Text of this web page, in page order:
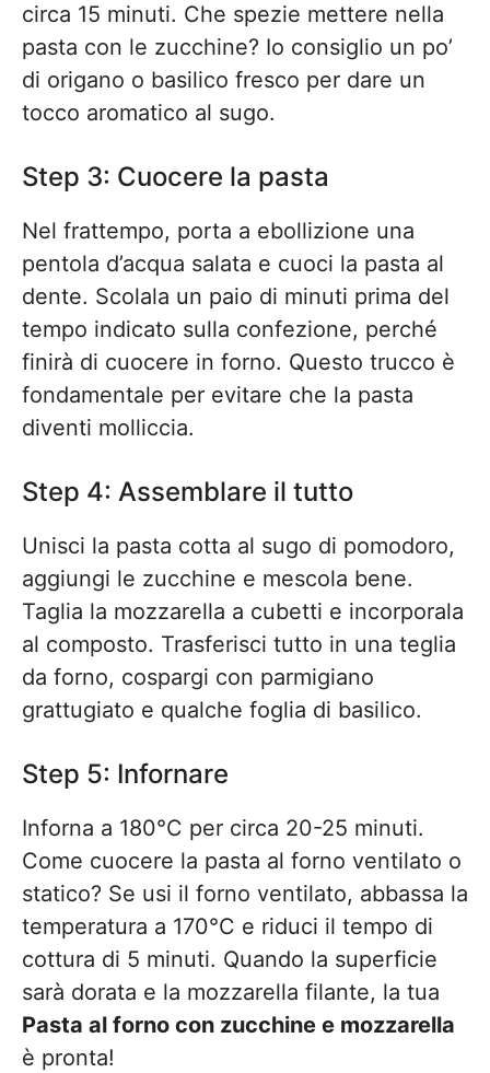
circa 15 minuti. Che spezie mettere nella
pasta con le zucchine? Io consiglio un po’
di origano o basilico fresco per dare un
tocco aromatico al sugo.
Step 3: Cuocere la pasta
Nel frattempo, porta a ebollizione una
pentola d’acqua salata e cuoci la pasta al
dente. Scolala un paio di minuti prima del
tempo indicato sulla confezione, perché
finirà di cuocere in forno. Questo trucco è
fondamentale per evitare che la pasta
diventi molliccia.
Step 4: Assemblare il tutto
Unisci la pasta cotta al sugo di pomodoro,
aggiungi le zucchine e mescola bene.
Taglia la mozzarella a cubetti e incorporala
al composto. Trasferisci tutto in una teglia
da forno, cospargi con parmigiano
grattugiato e qualche foglia di basilico.
Step 5: Infornare
Inforna a 180°C per circa 20-25 minuti.
Come cuocere la pasta al forno ventilato o
statico? Se usi il forno ventilato, abbassa la
temperatura a 170°C e riduci il tempo di
cottura di 5 minuti. Quando la superficie
sarà dorata e la mozzarella filante, la tua
Pasta al forno con zucchine e mozzarella
è pronta!